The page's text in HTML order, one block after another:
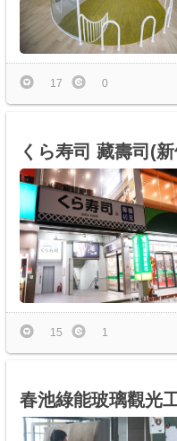
17 0
くら寿司 藏壽司(
15 1
春池綠能玻璃觀光